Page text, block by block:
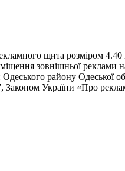
щита розміром
зовнішньої реклами
району Одеської
України «Про